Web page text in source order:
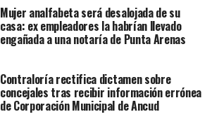
Mujer analfabeta será desalojada de su
casa: ex empleadores la habrían llevado
engañada a una notaría de Punta Arenas
Contraloría rectifica dictamen sobre
concejales tras recibir información errónea
de Corporación Municipal de Ancud